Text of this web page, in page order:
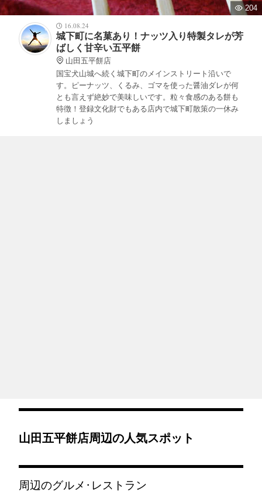
204
16.08.24
城下町に名菓あり！ナッツ入り特製タレが芳
ばしく甘辛い五平餅
山田五平餅店
国宝犬山城へ続く城下町のメインストリート沿いで
す。ピーナッツ、くるみ、ゴマを使った醤油ダレが何
とも言えず絶妙で美味しいです。粒々食感のある餅も
特徴！登録文化財でもある店内で城下町散策の一休み
しましょう
山田五平餅店周辺の人気スポット
周辺のグルメ･レストラン